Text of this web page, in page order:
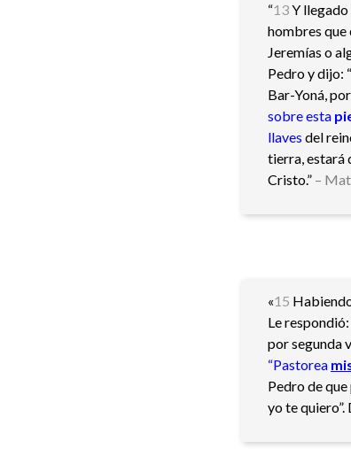
“13Y llegado
hombres que
Jeremías o
Pedro y dijo:
Bar-Yoná,
sobre esta
llaves del
tierra, estará
Cristo.” –
«15
Le respondió:
por segunda
“Pastorea
Pedro de que
yo te quiero”.